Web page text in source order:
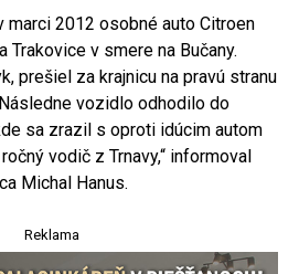
marci 2012 osobné auto Citroen
Trakovice v smere na Bučany.
prešiel za krajnicu na pravú stranu
vozidlo odhodilo do
sa zrazil s oproti idúcim autom
vodič z Trnavy,“ informoval
Michal Hanus.
Reklama